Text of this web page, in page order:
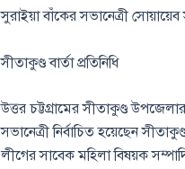
সুরাইয়া বাঁকের সভানেত্রী
সীতাকুণ্ড বার্তা প্রতিনিধি
উত্তর চট্টগ্রামের সীতাকুণ্ড
সভানেত্রী নির্বাচিত হয়েছেন
লীগের সাবেক মহিলা বিষয়ক